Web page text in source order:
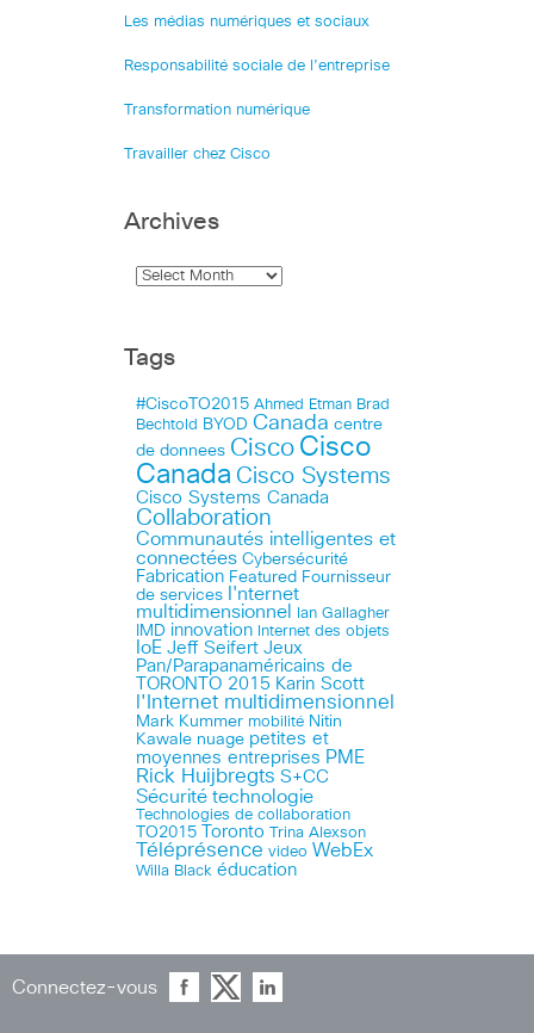
Les médias numériques et sociaux
Responsabilité sociale de l’entreprise
Transformation numérique
Travailler chez Cisco
Archives
Tags
#CiscoTO2015 Ahmed Etman Brad
Bechtold
BYOD Canada centre
de donnees Cisco Cisco
Canada Cisco Systems
Cisco Systems Canada
Collaboration
Communautés intelligentes et
connectées Cybersécurité
Fabrication Featured Fournisseur
de services
I'nternet
multidimensionnel
Ian Gallagher
IMD innovation Internet des objets
IoE Jeff Seifert Jeux
Pan/Parapanaméricains de
TORONTO 2015 Karin Scott
l'Internet multidimensionnel
Mark Kummer mobilité Nitin
Kawale nuage petites et
moyennes entreprises PME
Rick Huijbregts S+CC
Sécurité technologie
Technologies de collaboration
TO2015 Toronto Trina Alexson
Téléprésence video WebEx
Willa Black éducation
Connectez-vous